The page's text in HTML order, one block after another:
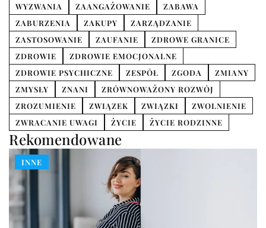
WYZWANIA
ZAANGAŻOWANIE
ZABAWA
ZABURZENIA
ZAKUPY
ZARZĄDZANIE
ZASTOSOWANIE
ZAUFANIE
ZDROWE GRANICE
ZDROWIE
ZDROWIE EMOCJONALNE
ZDROWIE PSYCHICZNE
ZESPÓŁ ZGODA
ZMIANY
ZMYSŁY
ZNANI
ZRÓWNOWAŻONY ROZWÓJ
ZROZUMIENIE
ZWIĄZEK ZWIĄZKI
ZWOLNIENIE
ZWRACANIE UWAGI
ŻYCIE ŻYCIE RODZINNE
Rekomendowane
INNE